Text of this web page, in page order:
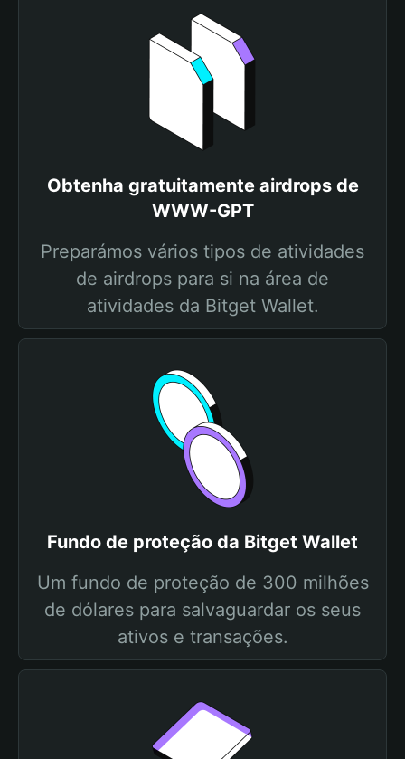
Obtenha gratuitamente airdrops de
WWW-GPT
Preparámos vários tipos de atividades
de airdrops para si na área de
atividades da Bitget Wallet.
Fundo de proteção da Bitget Wallet
Um fundo de proteção de 300 milhões
de dólares para salvaguardar os seus
ativos e transações.